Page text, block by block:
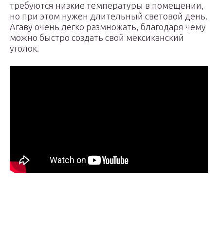
требуются низкие температуры в помещении,
но при этом нужен длительный световой день.
Агаву очень легко размножать, благодаря чему
можно быстро создать свой мексиканский
уголок.